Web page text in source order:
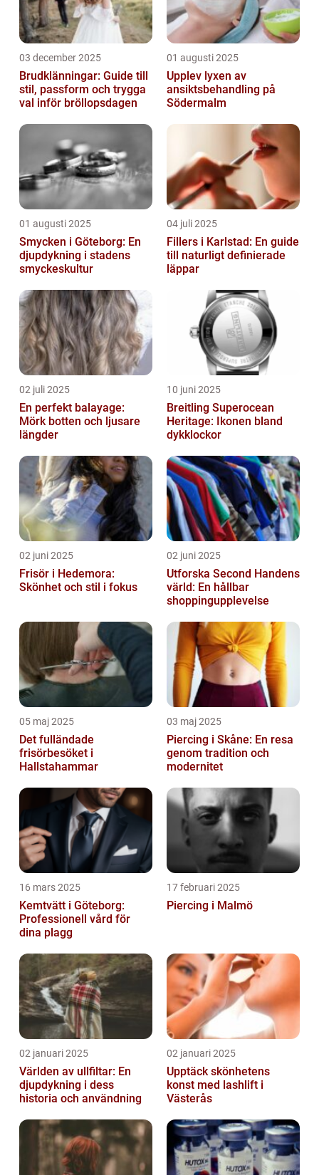
03 december 2025
Brudklänningar: Guide till
stil, passform och trygga
val inför bröllopsdagen
01 augusti 2025
Upplev lyxen av
ansiktsbehandling på
Södermalm
01 augusti 2025
Smycken i Göteborg: En
djupdykning i stadens
smyckeskultur
04 juli 2025
Fillers i Karlstad: En guide
till naturligt definierade
läppar
02 juli 2025
En perfekt balayage:
Mörk botten och ljusare
längder
10 juni 2025
Breitling Superocean
Heritage: Ikonen bland
dykklockor
02 juni 2025
Frisör i Hedemora:
Skönhet och stil i fokus
02 juni 2025
Utforska Second Handens
värld: En hållbar
shoppingupplevelse
05 maj 2025
Det fulländade
frisörbesöket i
Hallstahammar
03 maj 2025
Piercing i Skåne: En resa
genom tradition och
modernitet
16 mars 2025
Kemtvätt i Göteborg:
Professionell vård för
dina plagg
17 februari 2025
Piercing i Malmö
02 januari 2025
Världen av ullfiltar: En
djupdykning i dess
historia och användning
02 januari 2025
Upptäck skönhetens
konst med lashlift i
Västerås